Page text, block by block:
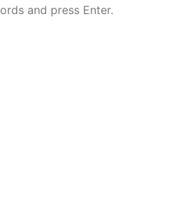
and press Enter.